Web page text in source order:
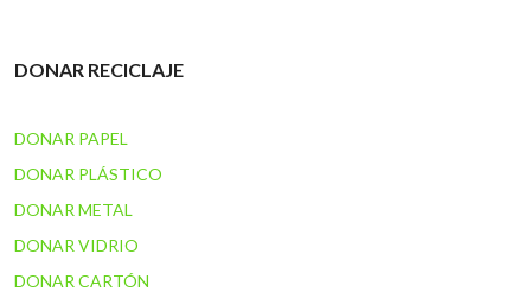
DONAR RECICLAJE
DONAR PAPEL
DONAR PLÁSTICO
DONAR METAL
DONAR VIDRIO
DONAR CARTÓN